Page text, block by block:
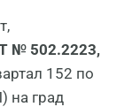
№ 502.2223,
152 по
на град